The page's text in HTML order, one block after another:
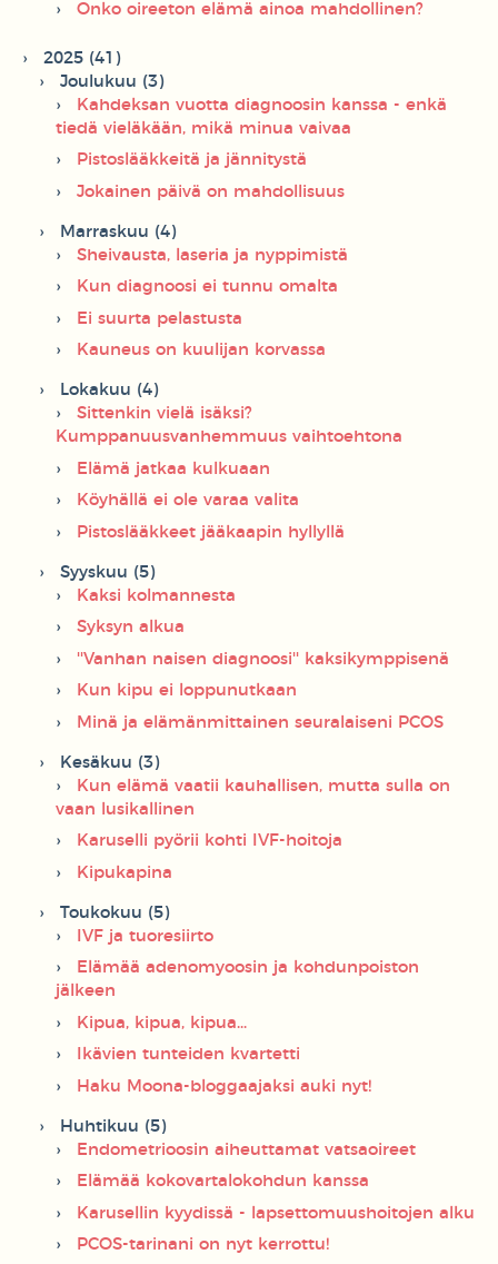
Onko oireeton elämä ainoa mahdollinen?
2025 (41)
Joulukuu (3)
Kahdeksan vuotta diagnoosin kanssa - enkä
tiedä vieläkään, mikä minua vaivaa
Pistoslääkkeitä ja jännitystä
Jokainen päivä on mahdollisuus
Marraskuu (4)
Sheivausta, laseria ja nyppimistä
Kun diagnoosi ei tunnu omalta
Ei suurta pelastusta
Kauneus on kuulijan korvassa
Lokakuu (4)
Sittenkin vielä isäksi?
Kumppanuusvanhemmuus vaihtoehtona
Elämä jatkaa kulkuaan
Köyhällä ei ole varaa valita
Pistoslääkkeet jääkaapin hyllyllä
Syyskuu (5)
Kaksi kolmannesta
Syksyn alkua
''Vanhan naisen diagnoosi'' kaksikymppisenä
Kun kipu ei loppunutkaan
Minä ja elämänmittainen seuralaiseni PCOS
Kesäkuu (3)
Kun elämä vaatii kauhallisen, mutta sulla on
vaan lusikallinen
Karuselli pyörii kohti IVF-hoitoja
Kipukapina
Toukokuu (5)
IVF ja tuoresiirto
Elämää adenomyoosin ja kohdunpoiston
jälkeen
Kipua, kipua, kipua...
Ikävien tunteiden kvartetti
Haku Moona-bloggaajaksi auki nyt!
Huhtikuu (5)
Endometrioosin aiheuttamat vatsaoireet
Elämää kokovartalokohdun kanssa
Karusellin kyydissä - lapsettomuushoitojen alku
PCOS-tarinani on nyt kerrottu!